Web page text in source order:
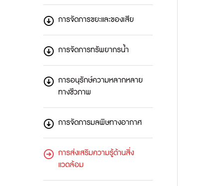
การจัดการขยะและของเสีย
การจัดการทรัพยากรน้ำ
การอนุรักษ์ความหลากหลาย
ทางชีวภาพ
การจัดการมลพิษทางอากาศ
การส่งเสริมความรู้ด้านสิ่ง
แวดล้อม